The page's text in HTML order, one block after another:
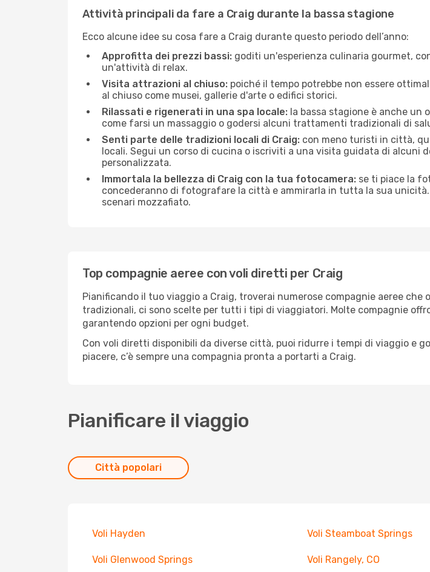
Attività principali da fare a Craig durante la bassa stagione
Ecco alcune idee su cosa fare a Craig durante questo periodo dell’anno:
Approfitta dei prezzi bassi: goditi un'esperienza culinaria gourmet,
un'attività di relax.
Visita attrazioni al chiuso: poiché il tempo potrebbe non essere
al chiuso come musei, gallerie d'arte o edifici storici.
Rilassati e rigenerati in una spa locale: la bassa stagione è anche un
come farsi un massaggio o godersi alcuni trattamenti tradizionali di
Senti parte delle tradizioni locali di Craig: con meno turisti in città,
locali. Segui un corso di cucina o iscriviti a una visita guidata di alcuni
personalizzata.
Immortala la bellezza di Craig con la tua fotocamera: se ti piace la
concederanno di fotografare la città e ammirarla in tutta la sua
scenari mozzafiato.
Top compagnie aeree con voli diretti per Craig
Pianificando il tuo viaggio a Craig, troverai numerose compagnie aeree
tradizionali, ci sono scelte per tutti i tipi di viaggiatori. Molte compagnie
garantendo opzioni per ogni budget.
Con voli diretti disponibili da diverse città, puoi ridurre i tempi di viaggio e
piacere, c’è sempre una compagnia pronta a portarti a Craig.
Pianificare il viaggio
Città popolari
Voli Hayden Voli Steamboat Springs
Voli Glenwood Springs Voli Rangely, CO